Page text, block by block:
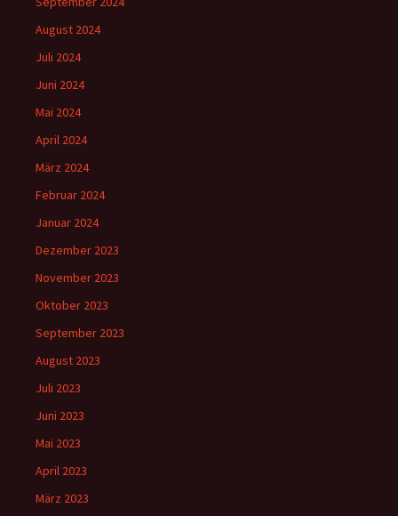
August 2024
Juli 2024
Juni 2024
Mai 2024
April 2024
März 2024
Februar 2024
Januar 2024
Dezember 2023
November 2023
Oktober 2023
September 2023
August 2023
Juli 2023
Juni 2023
Mai 2023
April 2023
März 2023